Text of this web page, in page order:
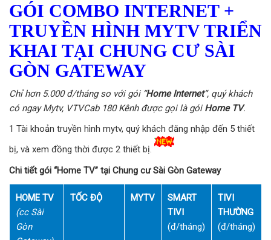
GÓI COMBO INTERNET +
TRUYỀN HÌNH MYTV TRIỂN
KHAI TẠI CHUNG CƯ SÀI
GÒN GATEWAY
Chỉ hơn 5.000 đ/tháng so với gói “Home Internet“, quý khách
có ngay Mytv, VTVCab 180 Kênh được gọi là gói Home TV.
1 Tài khoản truyền hình mytv, quý khách đăng nhập đến 5 thiết
bị, và xem đồng thời được 2 thiết bị.
Chi tiết gói “Home TV” tại Chung cư Sài Gòn Gateway
HOME TV
(cc Sài
Gòn
TỐC ĐỘ MYTV
SMART
TIVI
(đ/tháng)
TIVI
THƯỜNG
(đ/tháng)